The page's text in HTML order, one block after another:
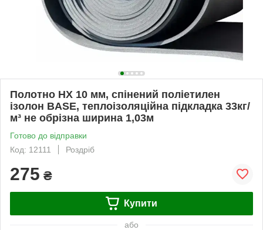
Полотно НХ 10 мм, спінений поліетилен
ізолон BASE, теплоізоляційна підкладка 33кг/
м³ не обрізна ширина 1,03м
Готово до відправки
Код: 12111
Роздріб
275 ₴
Купити
або